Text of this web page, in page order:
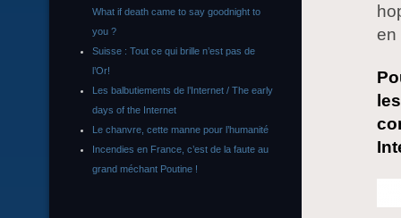
en
What if death came to say goodnight to
you ?
Suisse : Tout ce qui brille n’est pas de
l’Or!
Les balbutiements de l’Internet / The early
days of the Internet
Le chanvre, cette manne pour l’humanité
Incendies en France, c’est de la faute au
grand méchant Poutine !